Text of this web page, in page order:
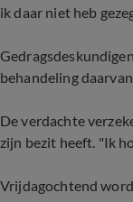
ik daar niet heb
behandeling
De verdachte
zijn bezit heeft. "Ik
Vrijdagochtend